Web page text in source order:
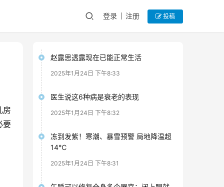
登录 注册 投稿
房
要
赵露思透露现在已能正常生活
2025年1月24日 下午8:33
医生说这6种病是衰老的表现
2025年1月24日 下午8:32
冻到发紫！寒潮、暴雪预警 局地降温超
14℃
2025年1月24日 下午8:31